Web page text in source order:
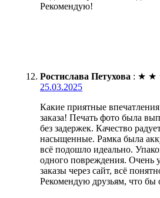
Рекомендую!
Ростислава Петухова : ★ ★
25.03.2025
Какие приятные впечатления
заказа! Печать фото была
без задержек. Качество
насыщенные. Рамка была
всё подошло идеально.
одного повреждения. Очень
заказы через сайт, всё
Рекомендую друзьям, что бы